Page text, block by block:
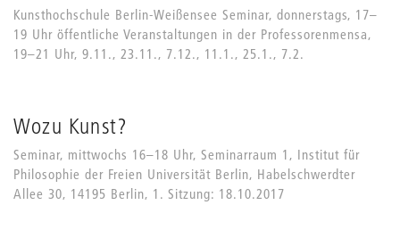
Kunsthochschule Berlin-Weißensee Seminar, donnerstags, 17–
19 Uhr öffentliche Veranstaltungen in der Professorenmensa,
19–21 Uhr, 9.11., 23.11., 7.12., 11.1., 25.1., 7.2.
Wozu Kunst?
Seminar, mittwochs 16–18 Uhr, Seminarraum 1, Institut für
Philosophie der Freien Universität Berlin, Habelschwerdter
Allee 30, 14195 Berlin, 1. Sitzung: 18.10.2017